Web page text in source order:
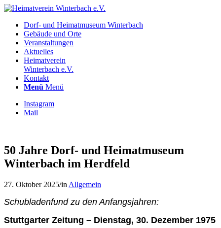
Dorf- und Heimatmuseum Winterbach
Gebäude und Orte
Veranstaltungen
Aktuelles
Heimatverein
Winterbach e.V.
Kontakt
Menü Menü
Instagram
Mail
50 Jahre Dorf- und Heimatmuseum
Winterbach im Herdfeld
27. Oktober 2025/in Allgemein
Schubladenfund zu den Anfangsjahren:
Stuttgarter Zeitung – Dienstag, 30. Dezember 1975